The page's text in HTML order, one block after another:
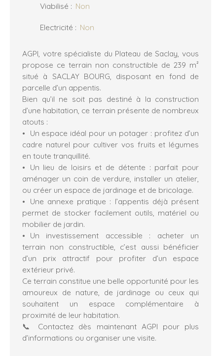
Viabilisé : Non
Electricité : Non
AGPI, votre spécialiste du Plateau de Saclay, vous
propose ce terrain non constructible de 239 m²
situé à SACLAY BOURG, disposant en fond de
parcelle d’un appentis.
Bien qu’il ne soit pas destiné à la construction
d’une habitation, ce terrain présente de nombreux
atouts :
Un espace idéal pour un potager : profitez d’un
cadre naturel pour cultiver vos fruits et légumes
en toute tranquillité.
Un lieu de loisirs et de détente : parfait pour
aménager un coin de verdure, installer un atelier,
ou créer un espace de jardinage et de bricolage.
Une annexe pratique : l’appentis déjà présent
permet de stocker facilement outils, matériel ou
mobilier de jardin.
Un investissement accessible : acheter un
terrain non constructible, c’est aussi bénéficier
d’un prix attractif pour profiter d’un espace
extérieur privé.
Ce terrain constitue une belle opportunité pour les
amoureux de nature, de jardinage ou ceux qui
souhaitent un espace complémentaire à
proximité de leur habitation.
📞 Contactez dès maintenant AGPI pour plus
d’informations ou organiser une visite.